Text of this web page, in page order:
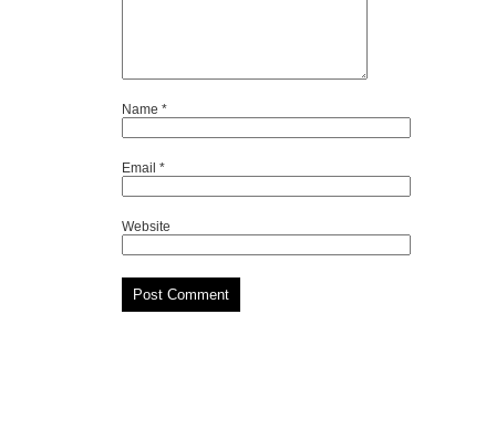
Name *
Email *
Website